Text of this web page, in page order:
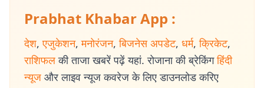
Prabhat Khabar App :
देश, एजुकेशन, मनोरंजन, बिजनेस अपडेट, धर्म, क्रिकेट,
राशिफल की ताजा खबरें पढ़ें यहां. रोजाना की ब्रेकिंग हिंदी
न्यूज और लाइव न्यूज कवरेज के लिए डाउनलोड करिए